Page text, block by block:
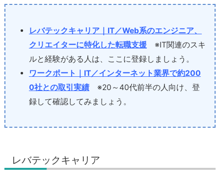
レバテックキャリア｜IT／Web系のエンジニア、
クリエイターに特化した転職支援※IT関連のスキ
ルと経験がある人は、ここに登録しましょう。
ワークポート｜IT／インターネット業界で約200
0社との取引実績※20～40代前半の人向け、登
録して確認してみましょう。
レバテックキャリア